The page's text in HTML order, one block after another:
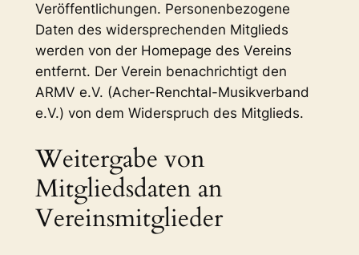
Veröffentlichungen. Personenbezogene
Daten des widersprechenden Mitglieds
werden von der Homepage des Vereins
entfernt. Der Verein benachrichtigt den
ARMV e.V. (Acher-Renchtal-Musikverband
e.V.) von dem Widerspruch des Mitglieds.
Weitergabe von
Mitgliedsdaten an
Vereinsmitglieder